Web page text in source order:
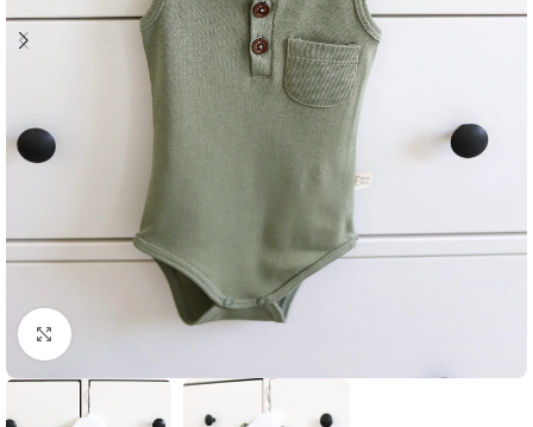
Klikni i zumiraj